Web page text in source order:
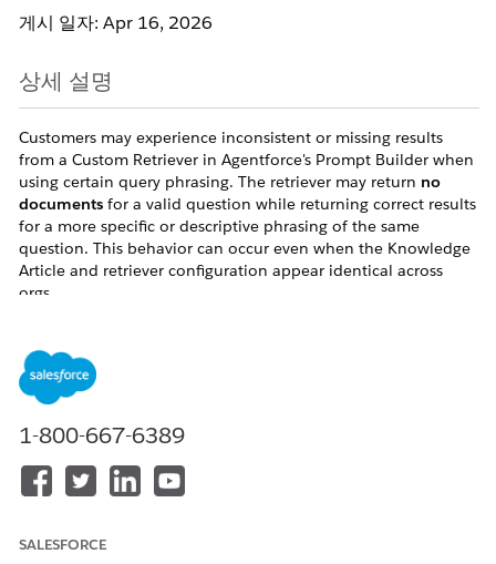
게시 일자: Apr 16, 2026
상세 설명
Customers may experience inconsistent or missing results
from a Custom Retriever in Agentforce's Prompt Builder when
using certain query phrasing. The retriever may return no
documents for a valid question while returning correct results
for a more specific or descriptive phrasing of the same
question. This behavior can occur even when the Knowledge
Article and retriever configuration appear identical across
orgs.
included in the search results. Since these are filtered out
during post-processing, the final response may be empty.
솔루션
1. Add the filter criterion 'Knowledge Publication Status Id
1-800-667-6389
SALESFORCE